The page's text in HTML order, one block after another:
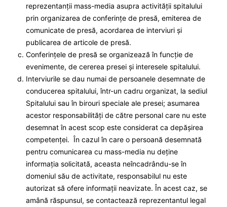
reprezentanții mass-media asupra activității spitalului
prin organizarea de conferințe de presă, emiterea de
comunicate de presă, acordarea de interviuri și
publicarea de articole de presă.
Conferințele de presă se organizează în funcție de
evenimente, de cererea presei și interesele spitalului.
Interviurile se dau numai de persoanele desemnate de
conducerea spitalului, într-un cadru organizat, la sediul
Spitalului sau în birouri speciale ale presei; asumarea
acestor responsabilități de către personal care nu este
desemnat în acest scop este considerat ca depășirea
competenței. În cazul în care o persoană desemnată
pentru comunicarea cu mass-media nu deține
informația solicitată, aceasta neîncadrându-se în
domeniul său de activitate, responsabilul nu este
autorizat să ofere informații neavizate. În acest caz, se
amână răspunsul, se contactează reprezentantul legal